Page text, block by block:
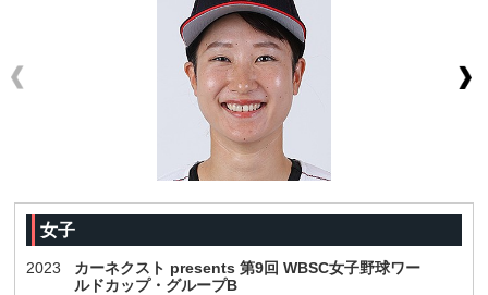
女子
2023
カーネクスト presents 第9回 WBSC女子野球ワー
ルドカップ・グループB